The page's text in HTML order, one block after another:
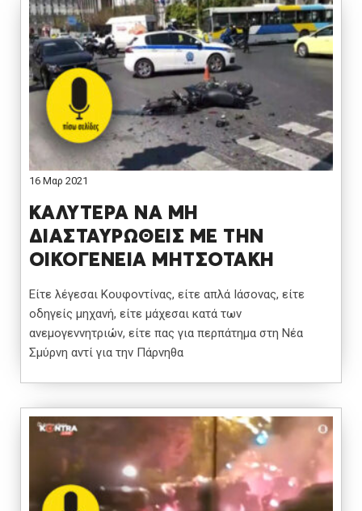
16 Μαρ 2021
ΚΑΛΥΤΕΡΑ ΝΑ ΜΗ
ΔΙΑΣΤΑΥΡΩΘΕΙΣ ΜΕ ΤΗΝ
ΟΙΚΟΓΕΝΕΙΑ ΜΗΤΣΟΤΑΚΗ
Είτε λέγεσαι Κουφοντίνας, είτε απλά Ιάσονας, είτε
οδηγείς μηχανή, είτε μάχεσαι κατά των
ανεμογεννητριών, είτε πας για περπάτημα στη Νέα
Σμύρνη αντί για την Πάρνηθα